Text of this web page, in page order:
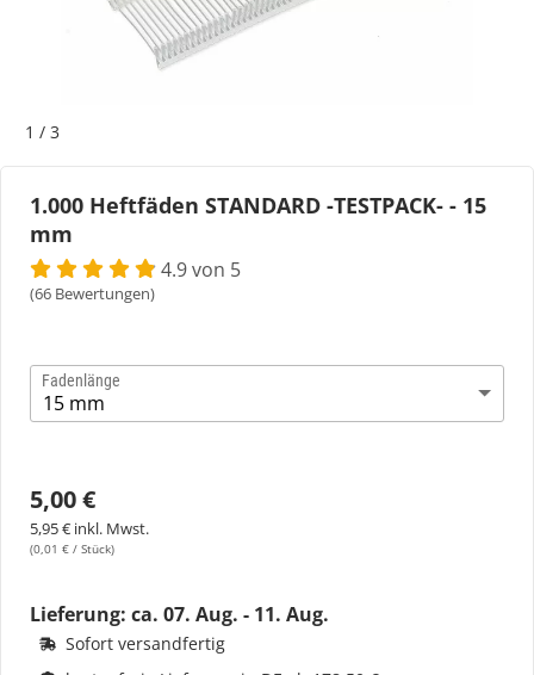
1 / 3
1.000 Heftfäden STANDARD -TESTPACK- - 15
mm
4.9 von 5
(66 Bewertungen)
Fadenlänge
5,00 €
5,95 € inkl. Mwst.
(0,01 € / Stück)
Lieferung: ca. 07. Aug. - 11. Aug.
Sofort versandfertig
Bogeti Etiketten
Etikettenspender
Etiketten auf Rolle
Thermoetiketten